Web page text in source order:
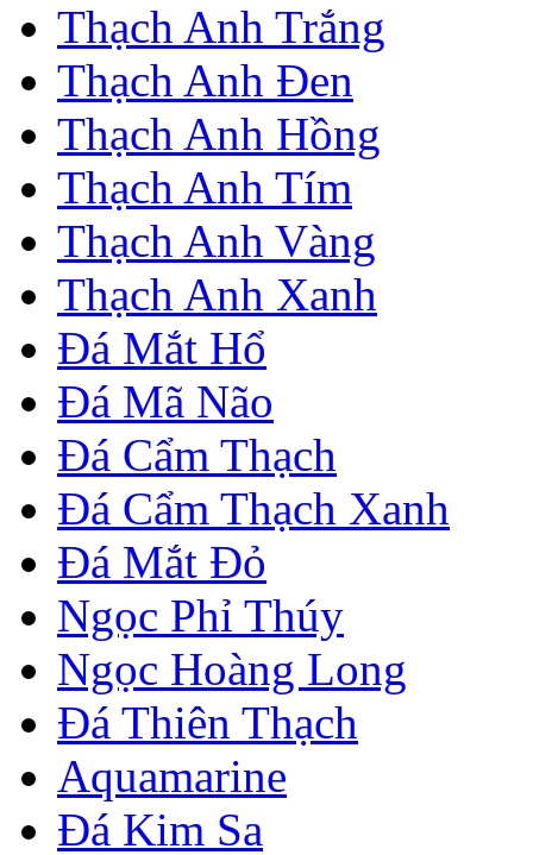
Thạch Anh Trắng
Thạch Anh Đen
Thạch Anh Hồng
Thạch Anh Tím
Thạch Anh Vàng
Thạch Anh Xanh
Đá Mắt Hổ
Đá Mã Não
Đá Cẩm Thạch
Đá Cẩm Thạch Xanh
Đá Mắt Đỏ
Ngọc Phỉ Thúy
Ngọc Hoàng Long
Đá Thiên Thạch
Aquamarine
Đá Kim Sa